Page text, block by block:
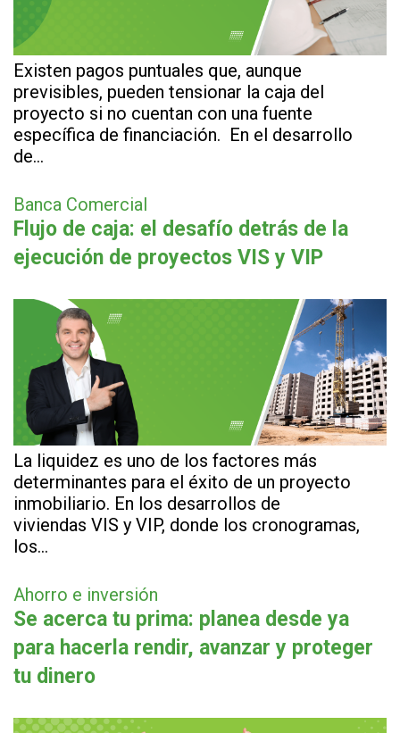
Existen pagos puntuales que, aunque
previsibles, pueden tensionar la caja del
proyecto si no cuentan con una fuente
específica de financiación. En el desarrollo
de…
Banca Comercial
Flujo de caja: el desafío detrás de la
ejecución de proyectos VIS y VIP
La liquidez es uno de los factores más
determinantes para el éxito de un proyecto
inmobiliario. En los desarrollos de
viviendas VIS y VIP, donde los cronogramas,
los…
Ahorro e inversión
Se acerca tu prima: planea desde ya
para hacerla rendir, avanzar y proteger
tu dinero